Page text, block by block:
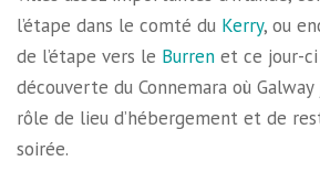
l’étape dans le comté du Kerry, ou
de l’étape vers le Burren et ce jour-
découverte du Connemara où
rôle de lieu d’hébergement et de
soirée.